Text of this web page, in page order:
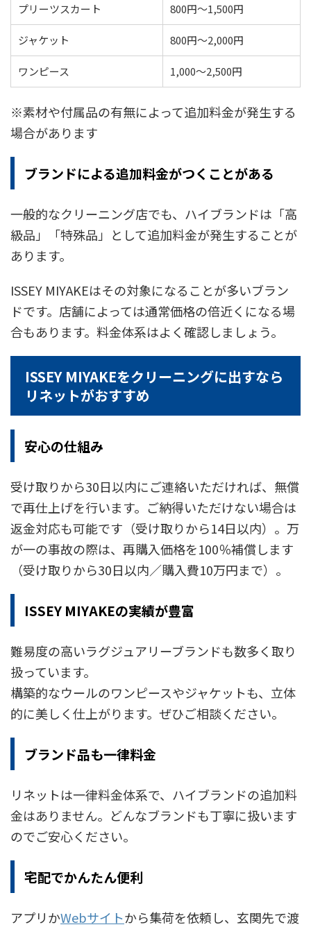
プリーツスカート 800円〜1,500円
ジャケット 800円〜2,000円
ワンピース 1,000〜2,500円
※素材や付属品の有無によって追加料金が発生する
場合があります
ブランドによる追加料金がつくことがある
一般的なクリーニング店でも、ハイブランドは「高
級品」「特殊品」として追加料金が発生することが
あります。
ISSEY MIYAKEはその対象になることが多いブラン
ドです。店舗によっては通常価格の倍近くになる場
合もあります。料金体系はよく確認しましょう。
ISSEY MIYAKEをクリーニングに出すなら
リネットがおすすめ
安心の仕組み
受け取りから30日以内にご連絡いただければ、無償
で再仕上げを行います。ご納得いただけない場合は
返金対応も可能です（受け取りから14日以内）。万
が一の事故の際は、再購入価格を100％補償します
（受け取りから30日以内／購入費10万円まで）。
ISSEY MIYAKEの実績が豊富
難易度の高いラグジュアリーブランドも数多く取り
扱っています。
構築的なウールのワンピースやジャケットも、立体
的に美しく仕上がります。ぜひご相談ください。
ブランド品も一律料金
リネットは一律料金体系で、ハイブランドの追加料
金はありません。どんなブランドも丁寧に扱います
のでご安心ください。
宅配でかんたん便利
アプリかWebサイトから集荷を依頼し、玄関先で渡